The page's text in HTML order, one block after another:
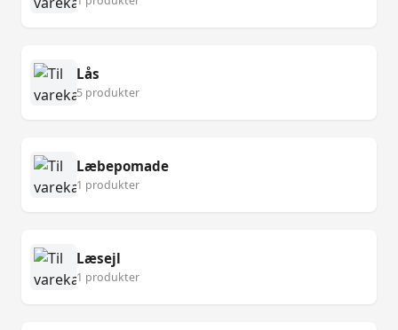
Lås
5 produkter
Læbepomade
1 produkter
Læsejl
1 produkter